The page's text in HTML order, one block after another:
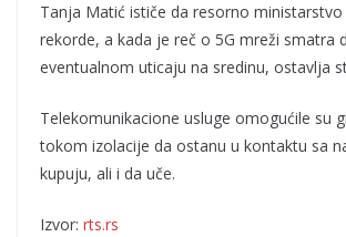
Tanja Matić ističe da resorno ministarstvo
rekorde, a kada je reč o 5G mreži smatra
eventualnom uticaju na sredinu, ostavlja
Telekomunikacione usluge omogućile su
tokom izolacije da ostanu u kontaktu sa
kupuju, ali i da uče.
Izvor: rts.rs